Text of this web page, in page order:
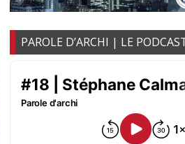
PAROLE D’ARCHI | LE